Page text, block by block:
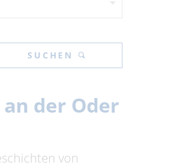
SUCHEN
der Oder
von